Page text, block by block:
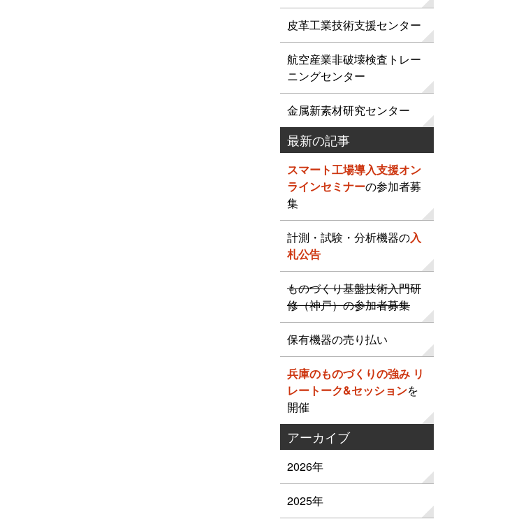
皮革工業技術支援センター
航空産業非破壊検査トレー
ニングセンター
金属新素材研究センター
最新の記事
スマート工場導入支援オン
ラインセミナーの参加者募
集
計測・試験・分析機器の入
札公告
ものづくり基盤技術入門研
修（神戸）の参加者募集
保有機器の売り払い
兵庫のものづくりの強み リ
レートーク&セッションを
開催
アーカイブ
2026年
2025年